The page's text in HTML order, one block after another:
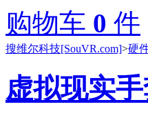
购物车 0 件
搜维尔科技[SouVR.com]>硬
虚拟现实